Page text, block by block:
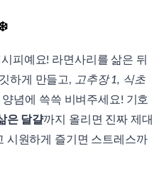
피예요! 라면사리를 삶은 뒤
하게 만들고,
고추장 1, 식초
념에 쓱쓱 비벼주세요! 기호
은 달걀까지 올리면 진짜 제대
시원하게 즐기면 스트레스까